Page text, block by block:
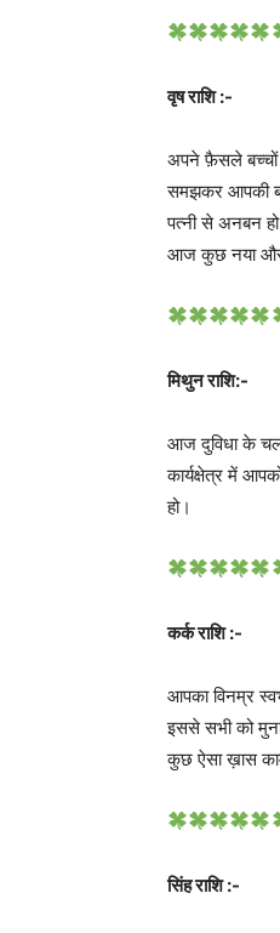
वृष राशि :-
अपने फ़ैसले बच्चों
समझकर आपकी
पत्नी से अनबन
आज कुछ नया और
मिथुन राशि:-
आज दुविधा के
कार्यक्षेत्र में
हो।
कर्क राशि :-
आपका विनम्र
इससे सभी को
कुछ ऐसा ख़ास
सिंह राशि :-